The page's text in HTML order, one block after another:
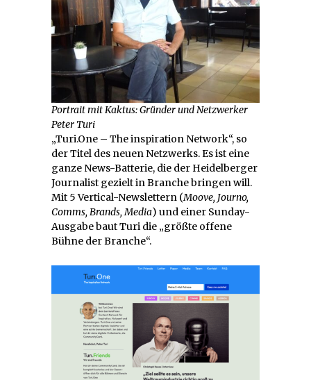
Portrait mit Kaktus: Gründer und Netzwerker
Peter Turi
„Turi.One – The inspiration Network“, so
der Titel des neuen Netzwerks. Es ist eine
ganze News-Batterie, die der Heidelberger
Journalist gezielt in Branche bringen will.
Mit 5 Vertical-Newslettern (Moove, Journo,
Comms, Brands, Media) und einer Sunday-
Ausgabe baut Turi die „größte offene
Bühne der Branche“.